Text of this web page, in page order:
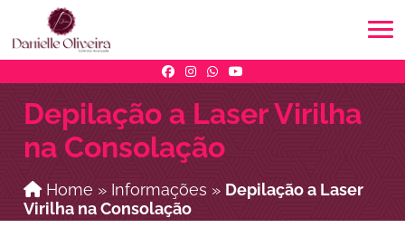
Depilação a Laser Virilha
na Consolação
Home » Informações » Depilação a Laser
Virilha na Consolação